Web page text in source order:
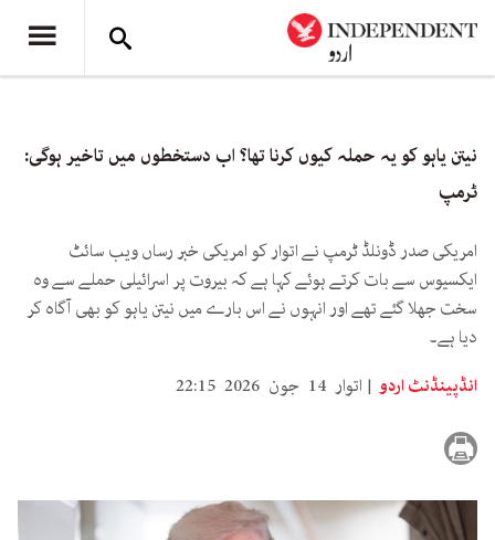
نیتن یاہو کو یہ حملہ کیوں کرنا تھا؟ اب دستخطوں میں تاخیر ہوگی:
ٹرمپ
امریکی صدر ڈونلڈ ٹرمپ نے اتوار کو امریکی خبر رساں ویب سائٹ
ایکسیوس سے بات کرتے ہوئے کہا ہے کہ بیروت پر اسرائیلی حملے سے وہ
سخت جھلا گئے تھے اور انہوں نے اس بارے میں نیتن یاہو کو بھی آگاہ کر
دیا ہے۔
انڈپینڈنٹ اردو
اتوار 14 جون 2026 22:15